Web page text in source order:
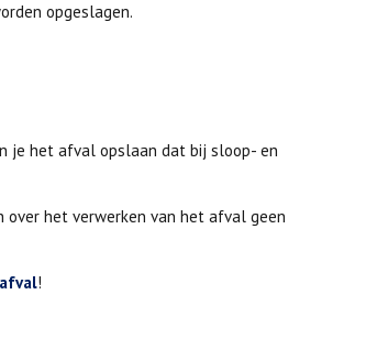
opgeslagen.
je het afval opslaan dat bij sloop- en
over het verwerken van het afval geen
!